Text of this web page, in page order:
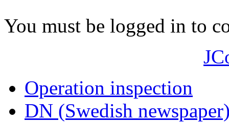
You must be logged in to
Operation inspection
DN (Swedish